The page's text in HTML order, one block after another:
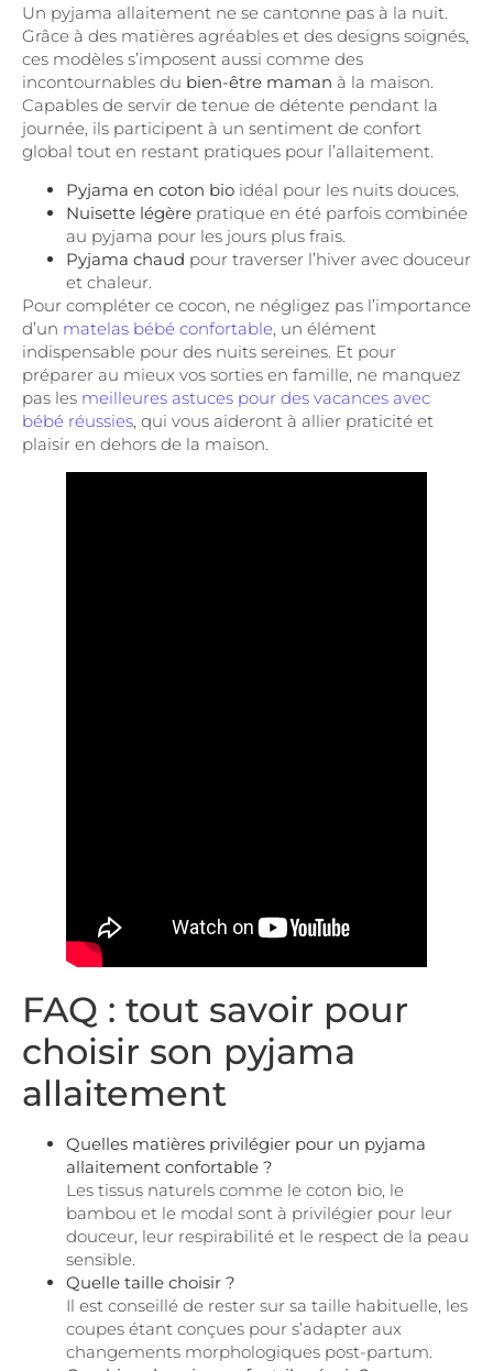
Un pyjama allaitement ne se cantonne pas à la nuit.
Grâce à des matières agréables et des designs soignés,
ces modèles s’imposent aussi comme des
incontournables du bien-être maman à la maison.
Capables de servir de tenue de détente pendant la
journée, ils participent à un sentiment de confort
global tout en restant pratiques pour l’allaitement.
Pyjama en coton bio idéal pour les nuits douces.
Nuisette légère pratique en été parfois combinée
au pyjama pour les jours plus frais.
Pyjama chaud pour traverser l’hiver avec douceur
et chaleur.
Pour compléter ce cocon, ne négligez pas l’importance
d’un matelas bébé confortable, un élément
indispensable pour des nuits sereines. Et pour
préparer au mieux vos sorties en famille, ne manquez
pas les meilleures astuces pour des vacances avec
bébé réussies, qui vous aideront à allier praticité et
plaisir en dehors de la maison.
FAQ : tout savoir pour
choisir son pyjama
allaitement
Quelles matières privilégier pour un pyjama
allaitement confortable ?
Les tissus naturels comme le coton bio, le
bambou et le modal sont à privilégier pour leur
douceur, leur respirabilité et le respect de la peau
sensible.
Quelle taille choisir ?
Il est conseillé de rester sur sa taille habituelle, les
coupes étant conçues pour s’adapter aux
changements morphologiques post-partum.